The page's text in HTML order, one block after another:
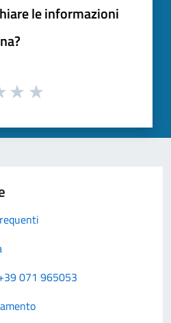
le informazioni
071 965053